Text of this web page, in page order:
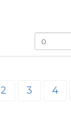
2 3 4